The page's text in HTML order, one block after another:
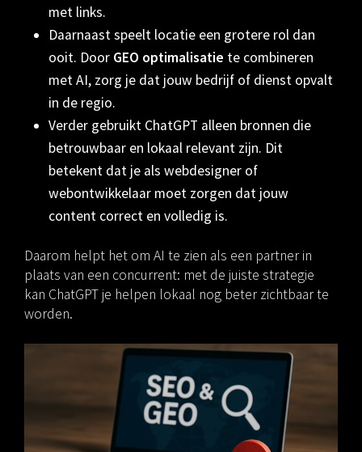
met links.
Daarnaast speelt locatie een grotere rol dan
ooit. Door GEO optimalisatie te combineren
met AI, zorg je dat jouw bedrijf of dienst opvalt
in de regio.
Verder gebruikt ChatGPT alleen bronnen die
betrouwbaar en lokaal relevant zijn. Dit
betekent dat je als webdesigner of
webontwikkelaar moet zorgen dat jouw
content correct en volledig is.
Daarom helpt het om AI te zien als een partner in
plaats van een concurrent: met de juiste strategie
kan ChatGPT je helpen lokaal nog beter zichtbaar te
worden.